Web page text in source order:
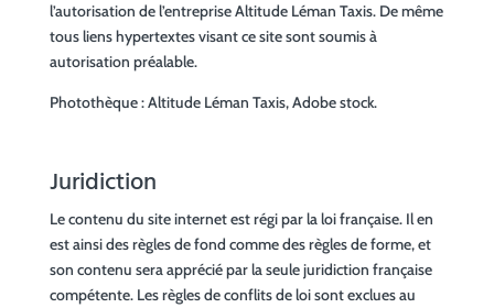
l’autorisation de l’entreprise Altitude Léman Taxis. De même
tous liens hypertextes visant ce site sont soumis à
autorisation préalable.
Photothèque : Altitude Léman Taxis, Adobe stock.
Juridiction
Le contenu du site internet est régi par la loi française. Il en
est ainsi des règles de fond comme des règles de forme, et
son contenu sera apprécié par la seule juridiction française
compétente. Les règles de conflits de loi sont exclues au